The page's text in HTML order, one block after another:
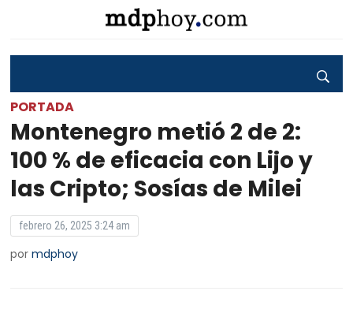
PORTADA
Montenegro metió 2 de 2:
100 % de eficacia con Lijo y
las Cripto; Sosías de Milei
febrero 26, 2025 3:24 am
pormdphoy